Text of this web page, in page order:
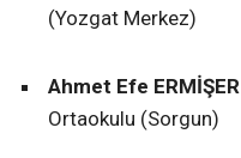
(Yozgat Merkez)
Ahmet Efe ERMİŞER
Ortaokulu (Sorgun)